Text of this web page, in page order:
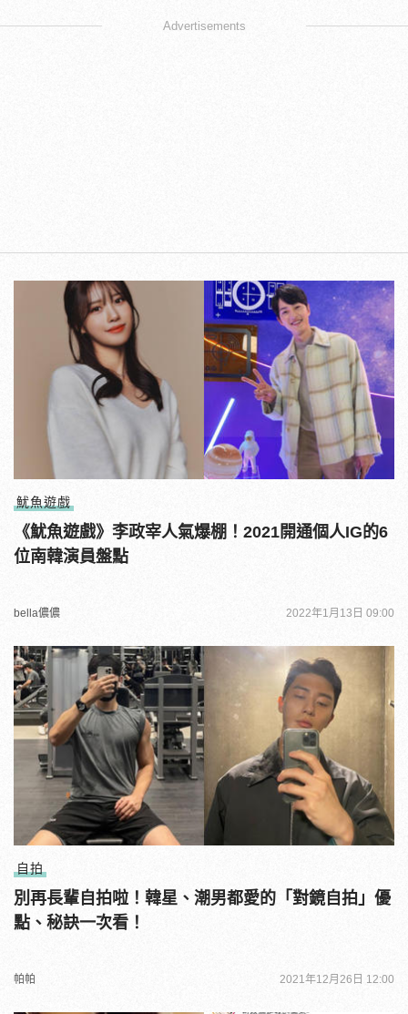
Advertisements
魷魚遊戲
《魷魚遊戲》李政宰人氣爆棚！2021開通個人IG的6
位南韓演員盤點
bella儂儂 2022年1月13日 09:00
自拍
別再長輩自拍啦！韓星、潮男都愛的「對鏡自拍」優
點、秘訣一次看！
帕帕 2021年12月26日 12:00